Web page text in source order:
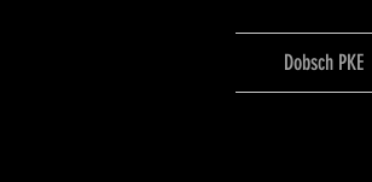
Dobsch PKE